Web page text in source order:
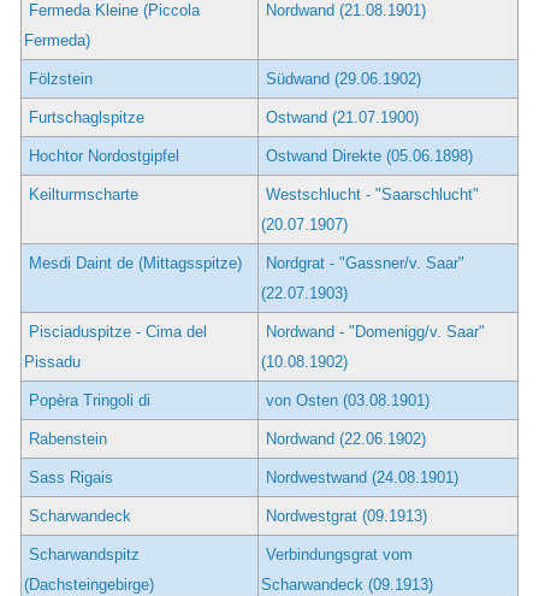
Fermeda Kleine (Piccola
Fermeda)
Nordwand (21.08.1901)
Fölzstein Südwand (29.06.1902)
Furtschaglspitze Ostwand (21.07.1900)
Hochtor Nordostgipfel Ostwand Direkte (05.06.1898)
Keilturmscharte
Westschlucht - "Saarschlucht"
(20.07.1907)
Mesdi Daint de (Mittagsspitze)
Nordgrat - "Gassner/v. Saar"
(22.07.1903)
Pisciaduspitze - Cima del
Pissadu
Nordwand - "Domenigg/v. Saar"
(10.08.1902)
Popèra Tringoli di von Osten (03.08.1901)
Rabenstein Nordwand (22.06.1902)
Sass Rigais Nordwestwand (24.08.1901)
Scharwandeck Nordwestgrat (09.1913)
Scharwandspitz
(Dachsteingebirge)
Verbindungsgrat vom
Scharwandeck (09.1913)